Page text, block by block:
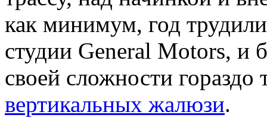
как минимум, год
студии General Motors, и
своей сложности
вертикальных жалюзи.